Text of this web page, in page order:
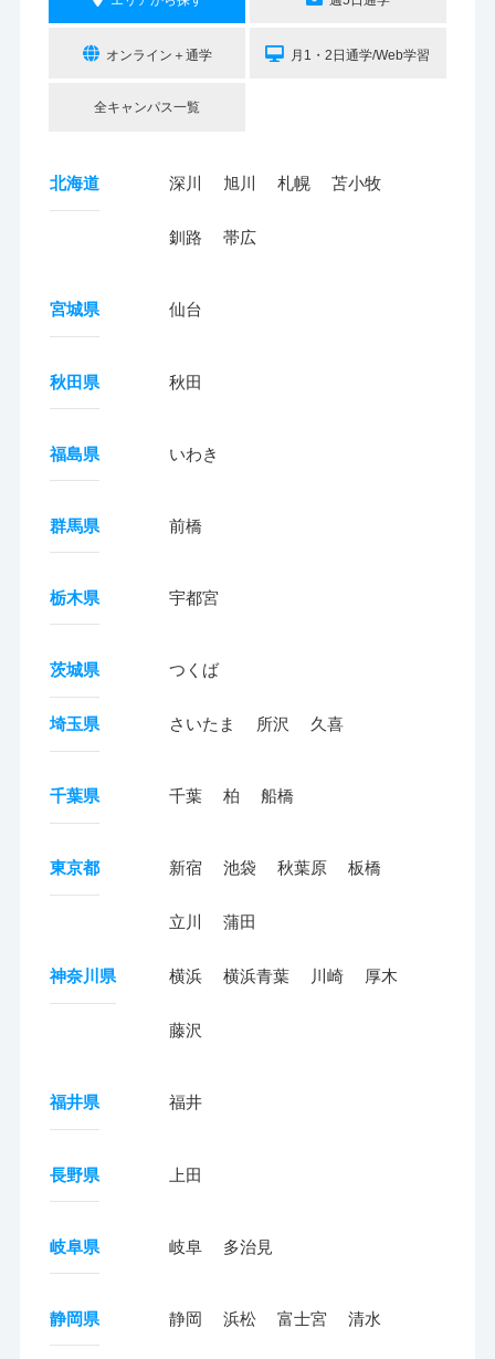
オンライン＋通学 月1・2日通学/Web学習
全キャンパス一覧
北海道 深川 旭川 札幌 苫小牧
釧路 帯広
宮城県 仙台
秋田県 秋田
福島県 いわき
群馬県 前橋
栃木県 宇都宮
茨城県 つくば
埼玉県 さいたま 所沢 久喜
千葉県 千葉 柏 船橋
東京都 新宿 池袋 秋葉原 板橋
立川 蒲田
神奈川県 横浜 横浜青葉 川崎 厚木
藤沢
福井県 福井
長野県 上田
岐阜県 岐阜 多治見
静岡県 静岡 浜松 富士宮 清水